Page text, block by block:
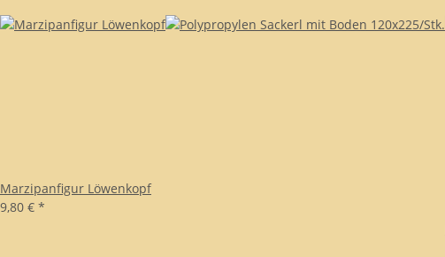
Marzipanfigur Löwenkopf
9,80 € *